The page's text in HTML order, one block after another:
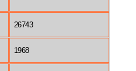
26743
1968